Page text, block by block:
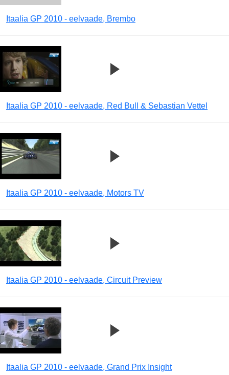
Itaalia GP 2010 - eelvaade, Brembo
Itaalia GP 2010 - eelvaade, Red Bull & Sebastian Vettel
Itaalia GP 2010 - eelvaade, Motors TV
Itaalia GP 2010 - eelvaade, Circuit Preview
Itaalia GP 2010 - eelvaade, Grand Prix Insight